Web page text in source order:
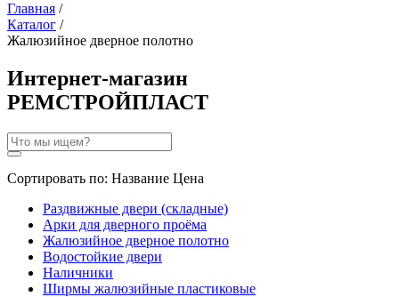
Главная /
Каталог /
Жалюзийное дверное полотно
Интернет-магазин
РЕМСТРОЙПЛАСТ
Сортировать по: Название Цена
Раздвижные двери (складные)
Арки для дверного проёма
Жалюзийное дверное полотно
Водостойкие двери
Наличники
Ширмы жалюзийные пластиковые